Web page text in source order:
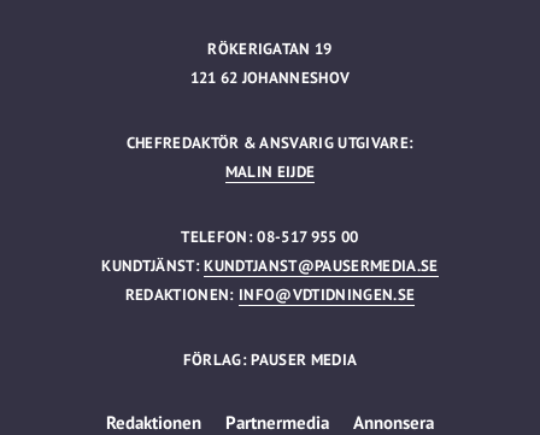
RÖKERIGATAN 19
121 62 JOHANNESHOV
CHEFREDAKTÖR & ANSVARIG UTGIVARE:
MALIN EIJDE
TELEFON: 08-517 955 00
KUNDTJÄNST:KUNDTJANST@PAUSERMEDIA.SE
REDAKTIONEN: INFO@VDTIDNINGEN.SE
FÖRLAG: PAUSER MEDIA
Redaktionen Partnermedia Annonsera